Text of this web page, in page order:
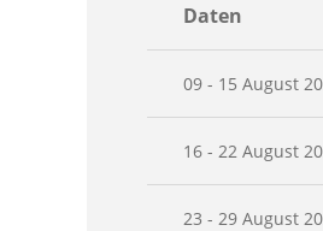
Daten
09 - 15 August
16 - 22 August
23 - 29 August